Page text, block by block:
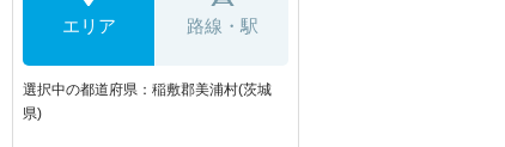
エリア 路線・駅
選択中の都道府県：稲敷郡美浦村(茨城
県)